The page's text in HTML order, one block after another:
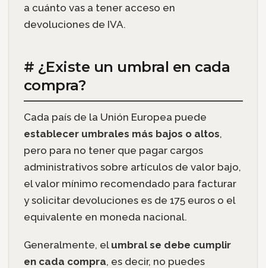
a cuánto vas a tener acceso en
devoluciones de IVA.
# ¿Existe un umbral en cada
compra?
Cada país de la Unión Europea puede
establecer umbrales más bajos o altos,
pero para no tener que pagar cargos
administrativos sobre artículos de valor bajo,
el valor mínimo recomendado para facturar
y solicitar devoluciones es de 175 euros o el
equivalente en moneda nacional.
Generalmente, el umbral se debe cumplir
en cada compra, es decir, no puedes